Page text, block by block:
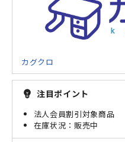
カグクロ
emoji_objects 注目ポイント
法人会員割引対象商品
販売中